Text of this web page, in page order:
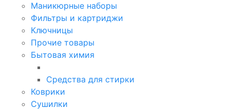
Маникюрные наборы
Фильтры и картриджи
Ключницы
Прочие товары
Бытовая химия
Средства для стирки
Коврики
Сушилки